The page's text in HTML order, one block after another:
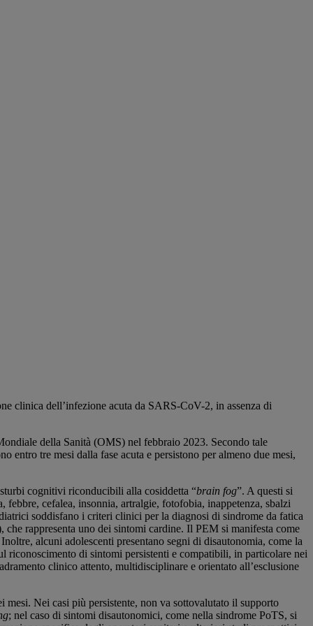
clinica dell’infezione acuta da SARS-CoV-2, in assenza di
della Sanità (OMS) nel febbraio 2023. Secondo tale
tre mesi dalla fase acuta e persistono per almeno due mesi,
cognitivi riconducibili alla cosiddetta “brain fog”. A questi si
cefalea, insonnia, artralgie, fotofobia, inappetenza, sbalzi
soddisfano i criteri clinici per la diagnosi di sindrome da fatica
che rappresenta uno dei sintomi cardine. Il PEM si manifesta come
alcuni adolescenti presentano segni di disautonomia, come la
riconoscimento di sintomi persistenti e compatibili, in particolare nei
clinico attento, multidisciplinare e orientato all’esclusione
Nei casi più persistente, non va sottovalutato il supporto
; nel caso di sintomi disautonomici, come nella sindrome PoTS, si